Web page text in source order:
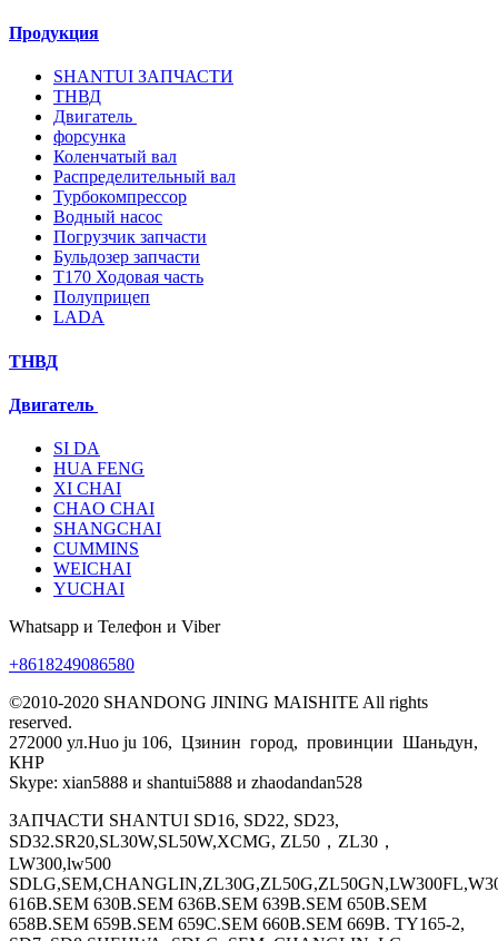
Продукция
SHANTUI ЗАПЧАСТИ
ТНВД
Двигатель
форсунка
Коленчатый вал
Распределительный вал
Турбокомпрессор
Водный насос
Погрузчик запчасти
Бульдозер запчасти
T170 Ходовая часть
Полуприцеп
LADA
ТНВД
Двигатель
SI DA
HUA FENG
XI CHAI
CHAO CHAI
SHANGCHAI
CUMMINS
WEICHAI
YUCHAI
Whatsapp и Телефон и Viber
+8618249086580
©2010-2020 SHANDONG JINING MAISHITE All rights
reserved.
272000 ул.Huo ju 106, Цзинин город, провинции Шаньдун,
КНР
Skype: xian5888 и shantui5888 и zhaodandan528
ЗАПЧАСТИ SHANTUI SD16, SD22, SD23,
SD32.SR20,SL30W,SL50W,XCMG, ZL50，ZL30，
LW300,lw500
616B.SEM 630B.SEM 636B.SEM 639B.SEM 650B.SEM
658B.SEM 659B.SEM 659C.SEM 660B.SEM 669B. TY165-2,